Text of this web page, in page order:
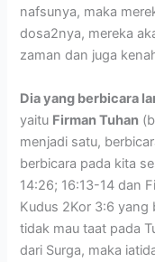
nafsunya, maka
dosa2nya, mereka
zaman dan juga
Dia yang berbicara
yaitu Firman Tuhan
menjadi satu,
berbicara pada kita
14:26; 16:13-14 dan
Kudus 2Kor 3:6 yang
tidak mau taat pada
dari Surga, maka